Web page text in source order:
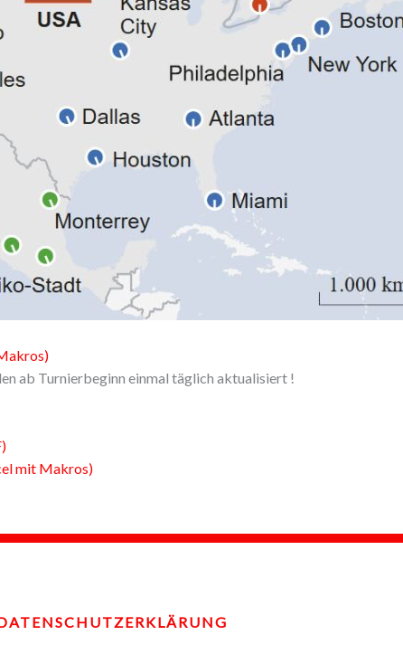
ab Turnierbeginn einmal täglich aktualisiert !
mit Makros)